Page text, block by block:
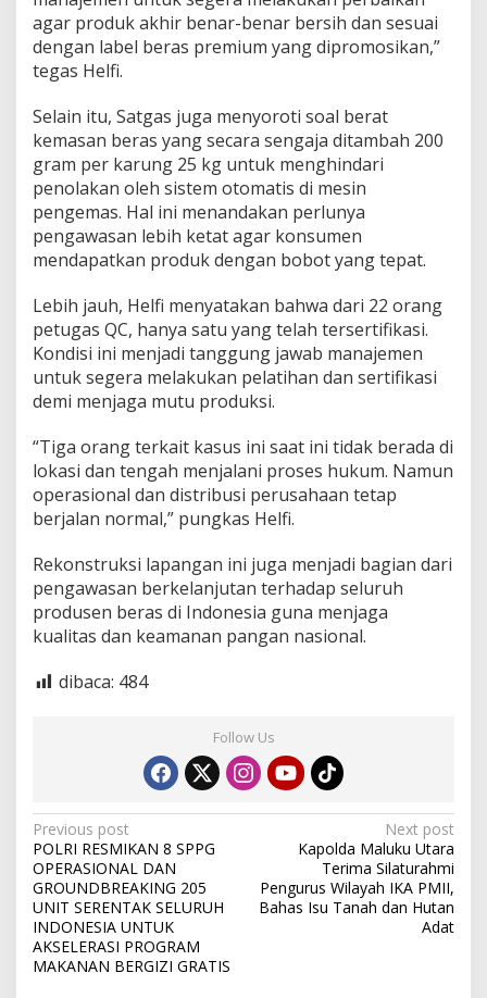
g
a
r
S
t
a
n
d
a
r
M
u
u
agar produk akhir benar-benar bersih dan sesuai
dengan label beras premium yang dipromosikan,”
tegas Helfi.
Selain itu, Satgas juga menyoroti soal berat
kemasan beras yang secara sengaja ditambah 200
gram per karung 25 kg untuk menghindari
penolakan oleh sistem otomatis di mesin
pengemas. Hal ini menandakan perlunya
pengawasan lebih ketat agar konsumen
mendapatkan produk dengan bobot yang tepat.
Lebih jauh, Helfi menyatakan bahwa dari 22 orang
petugas QC, hanya satu yang telah tersertifikasi.
Kondisi ini menjadi tanggung jawab manajemen
untuk segera melakukan pelatihan dan sertifikasi
demi menjaga mutu produksi.
“Tiga orang terkait kasus ini saat ini tidak berada di
lokasi dan tengah menjalani proses hukum. Namun
operasional dan distribusi perusahaan tetap
berjalan normal,” pungkas Helfi.
Rekonstruksi lapangan ini juga menjadi bagian dari
pengawasan berkelanjutan terhadap seluruh
produsen beras di Indonesia guna menjaga
kualitas dan keamanan pangan nasional.
dibaca: 484
Follow Us
P
o
s
t
n
Previous post
POLRI RESMIKAN 8 SPPG
OPERASIONAL DAN
GROUNDBREAKING 205
UNIT SERENTAK SELURUH
INDONESIA UNTUK
AKSELERASI PROGRAM
MAKANAN BERGIZI GRATIS
Next post
Kapolda Maluku Utara
Terima Silaturahmi
Pengurus Wilayah IKA PMII,
Bahas Isu Tanah dan Hutan
Adat